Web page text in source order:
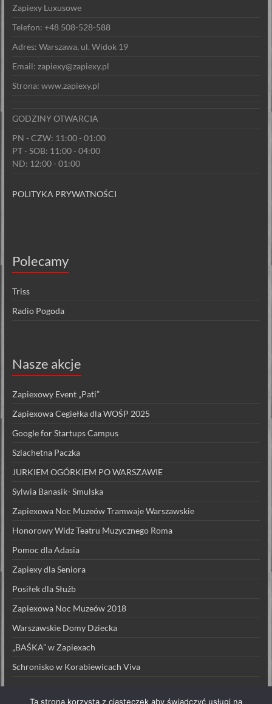
Zapiexy Luxusowe
Telefon: +48 508-528-588
Adres: Warszawa, ul. Widok 19
Email: zapiexy@zapiexy.pl
Strona: www.zapiexy.pl
GODZINY OTWARCIA
PN - CZW: 11:00 - 01:00
PT - SOB: 11:00 - 04:00
ND: 12:00 - 01:00
POLITYKA PRYWATNOŚCI
Polecamy
Triss
Radio Pogoda
Nasze akcje
Zapiexowy Event „Pati”
Zapiexowa Cegiełka dla WOŚP 2025
Google for Startups Campus
Szlachetna Paczka
JURKIEM OGÓRKIEM PO WARSZAWIE
Sylwia Banasik- Smulska
Zapiexowa Noc Muzeów Tramwaje Warszawskie
Honorowy Widz Teatru Muzycznego Roma
Pomoc dla Adasia
Zapiexy dla Seniora
Posiłek dla Służb
Zapiexowa Noc Muzeów 2018
Warszawskie Domy Dziecka
„BAŚKA” w Zapiexach
Schronisko w Korabiewicach Viva
Ta strona korzysta z ciasteczek aby świadczyć usługi na